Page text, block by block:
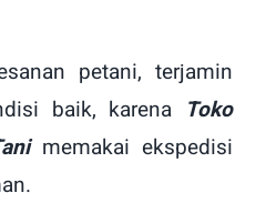
petani, terjamin
baik, karena Toko
memakai ekspedisi